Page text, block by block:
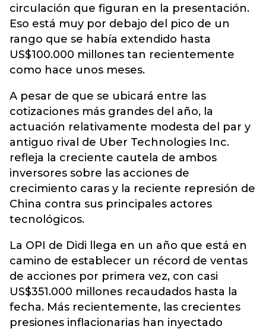
circulación que figuran en la presentación.
Eso está muy por debajo del pico de un
rango que se había extendido hasta
US$100.000 millones tan recientemente
como hace unos meses.
A pesar de que se ubicará entre las
cotizaciones más grandes del año, la
actuación relativamente modesta del par y
antiguo rival de Uber Technologies Inc.
refleja la creciente cautela de ambos
inversores sobre las acciones de
crecimiento caras y la reciente represión de
China contra sus principales actores
tecnológicos.
La OPI de Didi llega en un año que está en
camino de establecer un récord de ventas
de acciones por primera vez, con casi
US$351.000 millones recaudados hasta la
fecha. Más recientemente, las crecientes
presiones inflacionarias han inyectado